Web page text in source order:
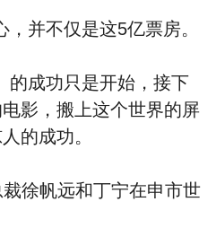
不仅是这5亿票房。
成功只是开始，接下
影，搬上这个世界的屏
的成功。
帆远和丁宁在申市世